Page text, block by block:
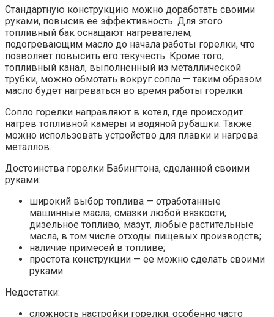
Стандартную конструкцию можно доработать своими
руками, повысив ее эффективность. Для этого
топливный бак оснащают нагревателем,
подогревающим масло до начала работы горелки, что
позволяет повысить его текучесть. Кроме того,
топливный канал, выполненный из металлической
трубки, можно обмотать вокруг сопла — таким образом
масло будет нагреваться во время работы горелки.
Сопло горелки направляют в котел, где происходит
нагрев топливной камеры и водяной рубашки. Также
можно использовать устройство для плавки и нагрева
металлов.
Достоинства горелки Бабингтона, сделанной своими
руками:
широкий выбор топлива — отработанные
машинные масла, смазки любой вязкости,
дизельное топливо, мазут, любые растительные
масла, в том числе отходы пищевых производств;
наличие примесей в топливе;
простота конструкции — ее можно сделать своими
руками.
Недостатки:
сложность настройки горелки, особенно часто